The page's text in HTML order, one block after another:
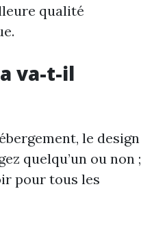
qualité
va-t-il
le design
quelqu’un ou non ;
pour tous les